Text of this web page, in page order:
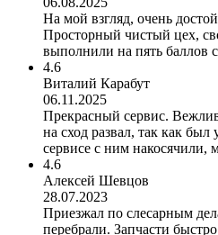
На мой взгляд, очень
Просторный чистый цех,
выполнили на пять баллов
4.6
Виталий Карабут
06.11.2025
Прекрасный сервис.
на сход развал, так как был
сервисе с ним накосячили,
4.6
Алексей Шевцов
28.07.2023
Приезжал по слесарным
перебрали. Запчасти